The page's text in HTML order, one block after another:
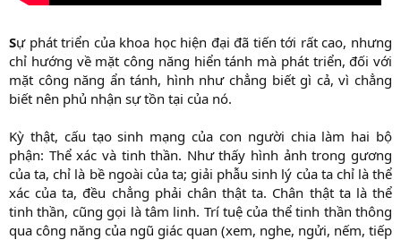
Sự phát triển của khoa học hiện đại đã tiến tới rất cao, nhưng
chỉ hướng về mặt công năng hiển tánh mà phát triển, đối với
mặt công năng ẩn tánh, hình như chẳng biết gì cả, vì chẳng
biết nên phủ nhận sự tồn tại của nó.
Kỳ thật, cấu tạo sinh mạng của con người chia làm hai bộ
phận: Thể xác và tinh thần. Như thấy hình ảnh trong gương
của ta, chỉ là bề ngoài của ta; giải phẫu sinh lý của ta chỉ là thể
xác của ta, đều chẳng phải chân thật ta. Chân thật ta là thể
tinh thần, cũng gọi là tâm linh. Trí tuệ của thể tinh thần thông
qua công năng của ngũ giác quan (xem, nghe, ngửi, nếm, tiếp